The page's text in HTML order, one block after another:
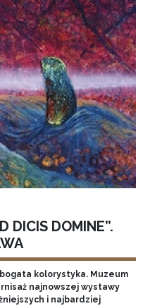
DICIS DOMINE”.
kolorystyka. Muzeum
najnowszej wystawy
i najbardziej